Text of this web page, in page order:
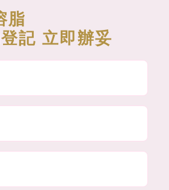
脂
記 立即辦妥